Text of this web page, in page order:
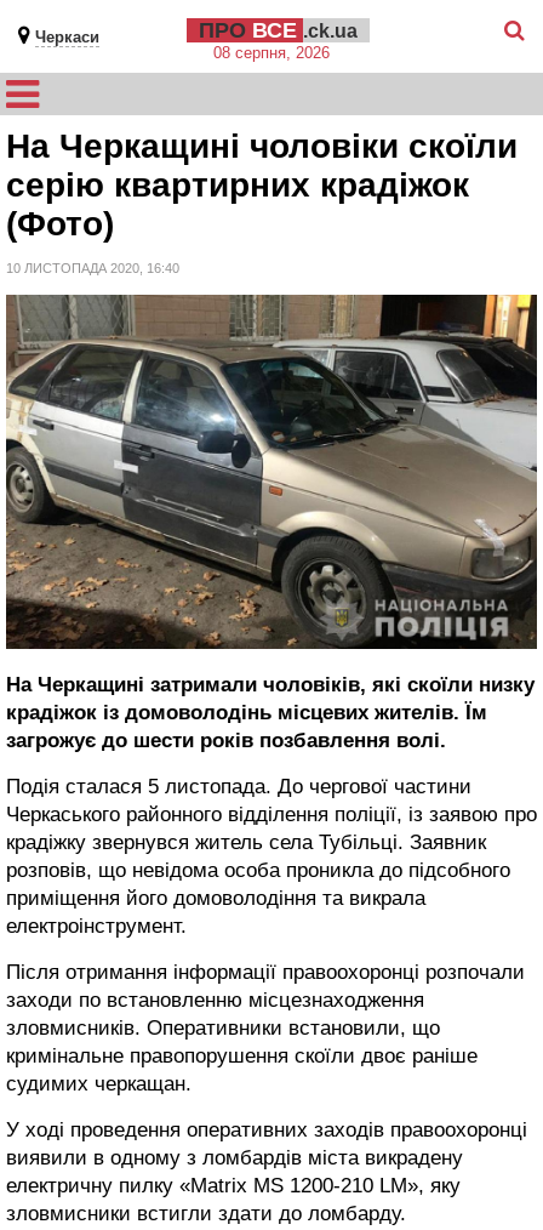
Черкаси ПРО ВСЕ .ck.ua
08 серпня, 2026
На Черкащині чоловіки скоїли
серію квартирних крадіжок
(Фото)
10 ЛИСТОПАДА 2020, 16:40
На Черкащині затримали чоловіків, які скоїли низку
крадіжок із домоволодінь місцевих жителів. Їм
загрожує до шести років позбавлення волі.
Подія сталася 5 листопада. До чергової частини
Черкаського районного відділення поліції, із заявою про
крадіжку звернувся житель села Тубільці. Заявник
розповів, що невідома особа проникла до підсобного
приміщення його домоволодіння та викрала
електроінструмент.
Після отримання інформації правоохоронці розпочали
заходи по встановленню місцезнаходження
зловмисників. Оперативники встановили, що
кримінальне правопорушення скоїли двоє раніше
судимих черкащан.
У ході проведення оперативних заходів правоохоронці
виявили в одному з ломбардів міста викрадену
електричну пилку «Matrix MS 1200-210 LM», яку
зловмисники встигли здати до ломбарду.